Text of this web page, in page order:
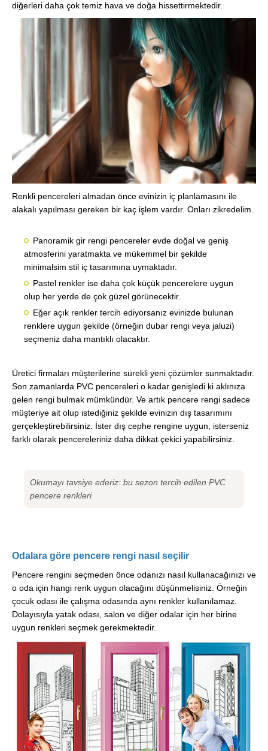
diğerleri daha çok temiz hava ve doğa hissettirmektedir.
Renkli pencereleri almadan önce evinizin iç planlamasını ile
alakalı yapılması gereken bir kaç işlem vardır. Onları zikredelim.
Panoramik gir rengi pencereler evde doğal ve geniş
atmosferini yaratmakta ve mükemmel bir şekilde
minimalsim stil iç tasarımına uymaktadır.
Pastel renkler ise daha çok küçük pencerelere uygun
olup her yerde de çok güzel görünecektir.
Eğer açık renkler tercih ediyorsanız evinizde bulunan
renklere uygun şekilde (örneğin dubar rengi veya jaluzi)
seçmeniz daha mantıklı olacaktır.
Üretici firmaları müşterilerine sürekli yeni çözümler sunmaktadır.
Son zamanlarda PVC pencereleri o kadar genişledi ki aklınıza
gelen rengi bulmak mümkündür. Ve artık pencere rengi sadece
müşteriye ait olup istediğiniz şekilde evinizin dış tasarımını
gerçekleştirebilirsiniz. İster dış cephe rengine uygun, isterseniz
farklı olarak pencereleriniz daha dikkat çekici yapabilirsiniz.
Okumayı tavsiye ederiz: bu sezon tercih edilen PVC
pencere renkleri
Odalara göre pencere rengi nasıl seçilir
Pencere rengini seçmeden önce odanızı nasıl kullanacağınızı ve
o oda için hangi renk uygun olacağını düşünmelisiniz. Örneğin
çocuk odası ile çalışma odasında aynı renkler kullanılamaz.
Dolayısıyla yatak odası, salon ve diğer odalar için her birine
uygun renkleri seçmek gerekmektedir.